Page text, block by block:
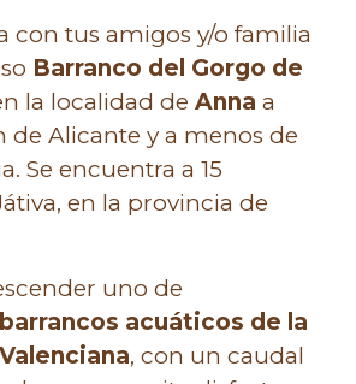
con tus amigos y/o familia
Barranco del Gorgo de
la localidad deAnnaa
de Alicante y a menos de
Se encuentra a 15
en la provincia de
uno de
acuáticos de la
, con un caudal